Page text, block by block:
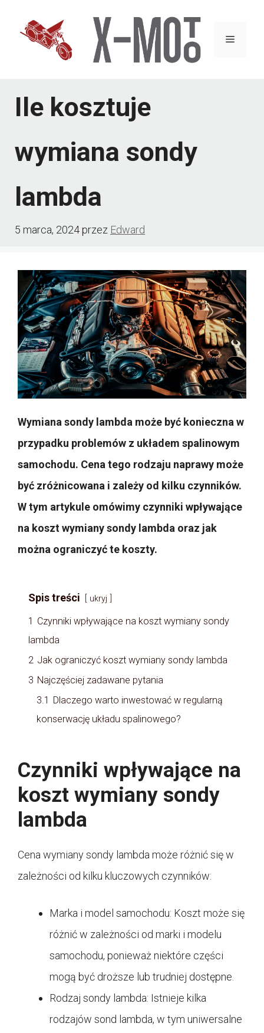
Menu
Ile kosztuje
wymiana sondy
lambda
5 marca, 2024przez Edward
Wymiana sondy lambda może być konieczna w
przypadku problemów z układem spalinowym
samochodu. Cena tego rodzaju naprawy może
być zróżnicowana i zależy od kilku czynników.
W tym artykule omówimy czynniki wpływające
na koszt wymiany sondy lambda oraz jak
można ograniczyć te koszty.
Spis treści ukryj
1 Czynniki wpływające na koszt wymiany sondy
lambda
2 Jak ograniczyć koszt wymiany sondy lambda
3 Najczęściej zadawane pytania
3.1 Dlaczego warto inwestować w regularną
konserwację układu spalinowego?
Czynniki wpływające na
koszt wymiany sondy
lambda
Cena wymiany sondy lambda może różnić się w
zależności od kilku kluczowych czynników:
Marka i model samochodu: Koszt może się
różnić w zależności od marki i modelu
samochodu, ponieważ niektóre części
mogą być droższe lub trudniej dostępne.
Rodzaj sondy lambda: Istnieje kilka
rodzajów sond lambda, w tym uniwersalne